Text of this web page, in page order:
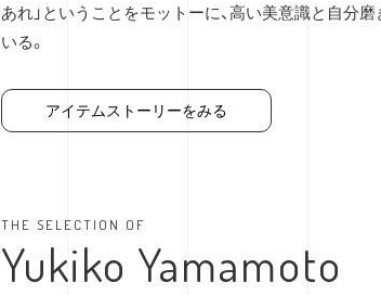
あれ」ということをモットーに、高い美意識と自分
いる。
アイテムストーリーをみる
THE SELECTION OF
Yukiko Yamamoto